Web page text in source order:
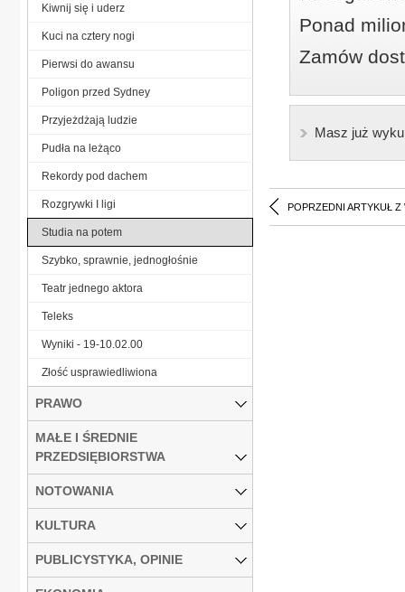
Ponad
Zamów
Masz już
POPRZEDNI ARTYKUŁ Z
Kiwnij się i uderz
Kuci na cztery nogi
Pierwsi do awansu
Poligon przed Sydney
Przyjeżdżają ludzie
Pudła na leżąco
Rekordy pod dachem
Rozgrywki I ligi
Studia na potem
Szybko, sprawnie, jednogłośnie
Teatr jednego aktora
Teleks
Wyniki - 19-10.02.00
Złość usprawiedliwiona
PRAWO
MAŁE I ŚREDNIE
PRZEDSIĘBIORSTWA
NOTOWANIA
KULTURA
PUBLICYSTYKA, OPINIE